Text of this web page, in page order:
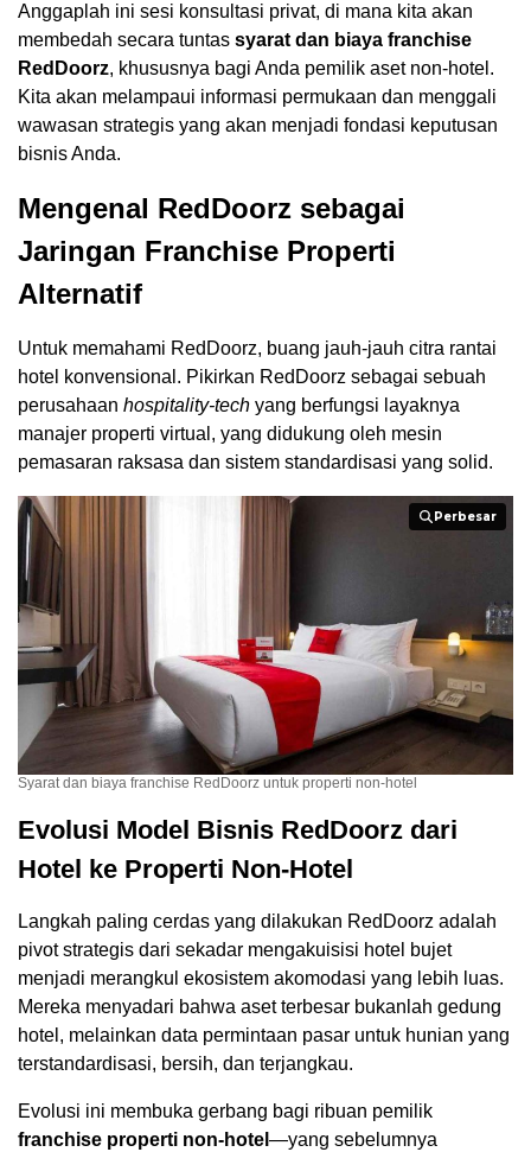
Anggaplah ini sesi konsultasi privat, di mana kita akan
membedah secara tuntas syarat dan biaya franchise
RedDoorz, khususnya bagi Anda pemilik aset non-hotel.
Kita akan melampaui informasi permukaan dan menggali
wawasan strategis yang akan menjadi fondasi keputusan
bisnis Anda.
Mengenal RedDoorz sebagai
Jaringan Franchise Properti
Alternatif
Untuk memahami RedDoorz, buang jauh-jauh citra rantai
hotel konvensional. Pikirkan RedDoorz sebagai sebuah
perusahaan hospitality-tech yang berfungsi layaknya
manajer properti virtual, yang didukung oleh mesin
pemasaran raksasa dan sistem standardisasi yang solid.
Perbesar
Perbesar
Syarat dan biaya franchise RedDoorz untuk properti non-hotel
Evolusi Model Bisnis RedDoorz dari
Hotel ke Properti Non-Hotel
Langkah paling cerdas yang dilakukan RedDoorz adalah
pivot strategis dari sekadar mengakuisisi hotel bujet
menjadi merangkul ekosistem akomodasi yang lebih luas.
Mereka menyadari bahwa aset terbesar bukanlah gedung
hotel, melainkan data permintaan pasar untuk hunian yang
terstandardisasi, bersih, dan terjangkau.
Evolusi ini membuka gerbang bagi ribuan pemilik
franchise properti non-hotel —yang sebelumnya